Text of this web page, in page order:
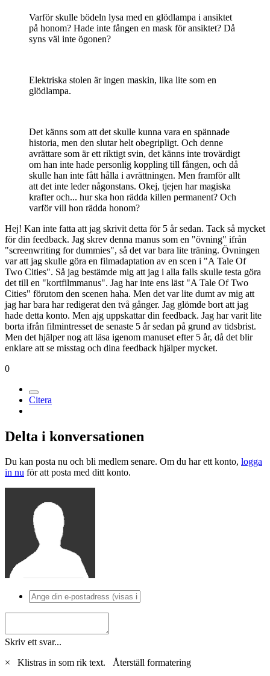
Varför skulle bödeln lysa med en glödlampa i ansiktet
på honom? Hade inte fången en mask för ansiktet? Då
syns väl inte ögonen?
Elektriska stolen är ingen maskin, lika lite som en
glödlampa.
Det känns som att det skulle kunna vara en spännade
historia, men den slutar helt obegripligt. Och denne
avrättare som är ett riktigt svin, det känns inte trovärdigt
om han inte hade personlig koppling till fången, och då
skulle han inte fått hålla i avrättningen. Men framför allt
att det inte leder någonstans. Okej, tjejen har magiska
krafter och... hur ska hon rädda killen permanent? Och
varför vill hon rädda honom?
Hej! Kan inte fatta att jag skrivit detta för 5 år sedan. Tack så mycket
för din feedback. Jag skrev denna manus som en "övning" ifrån
"screenwriting for dummies", så det var bara lite träning. Övningen
var att jag skulle göra en filmadaptation av en scen i "A Tale Of
Two Cities". Så jag bestämde mig att jag i alla falls skulle testa göra
det till en "kortfilmmanus". Jag har inte ens läst "A Tale Of Two
Cities" förutom den scenen haha. Men det var lite dumt av mig att
jag har bara har redigerat den två gånger. Jag glömde bort att jag
hade detta konto. Men ajg uppskattar din feedback. Jag har varit lite
borta ifrån filmintresset de senaste 5 år sedan på grund av tidsbrist.
Men det hjälper nog att läsa igenom manuset efter 5 år, då det blir
enklare att se misstag och dina feedback hjälper mycket.
0
Citera
Delta i konversationen
Du kan posta nu och bli medlem senare. Om du har ett konto, logga
in nu för att posta med ditt konto.
Skriv ett svar...
×
Klistras in som rik text. Återställ formatering